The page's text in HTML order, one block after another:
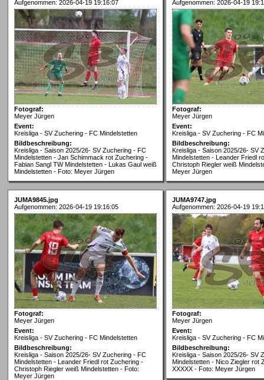
Aufgenommen: 2026-04-19 19:16:07
Fotograf:
Meyer Jürgen
Event:
Kreisliga - SV Zuchering - FC Mindelstetten
Bildbeschreibung:
Kreisliga - Saison 2025/26- SV Zuchering - FC
Mindelstetten - Jan Schimmack rot Zuchering -
Fabian Sangl TW Mindelstetten - Lukas Gaul weiß
Mindelstetten - Foto: Meyer Jürgen
Aufgenommen: 2026-04-19
Fotograf:
Meyer Jürgen
Event:
Kreisliga - SV Zuchering - FC
Bildbeschreibung:
Kreisliga - Saison 2025/26- SV
Mindelstetten - Leander Friedl
Christoph Riegler weiß
Meyer Jürgen
JUMA9845.jpg
Aufgenommen: 2026-04-19 19:16:05
Fotograf:
Meyer Jürgen
Event:
Kreisliga - SV Zuchering - FC Mindelstetten
Bildbeschreibung:
Kreisliga - Saison 2025/26- SV Zuchering - FC
Mindelstetten - Leander Friedl rot Zuchering -
Christoph Riegler weiß Mindelstetten - Foto:
Meyer Jürgen
JUMA9747.jpg
Aufgenommen: 2026-04-19
Fotograf:
Meyer Jürgen
Event:
Kreisliga - SV Zuchering - FC
Bildbeschreibung:
Kreisliga - Saison 2025/26- SV
Mindelstetten - Nico Ziegler rot
XXXXX - Foto: Meyer Jürgen